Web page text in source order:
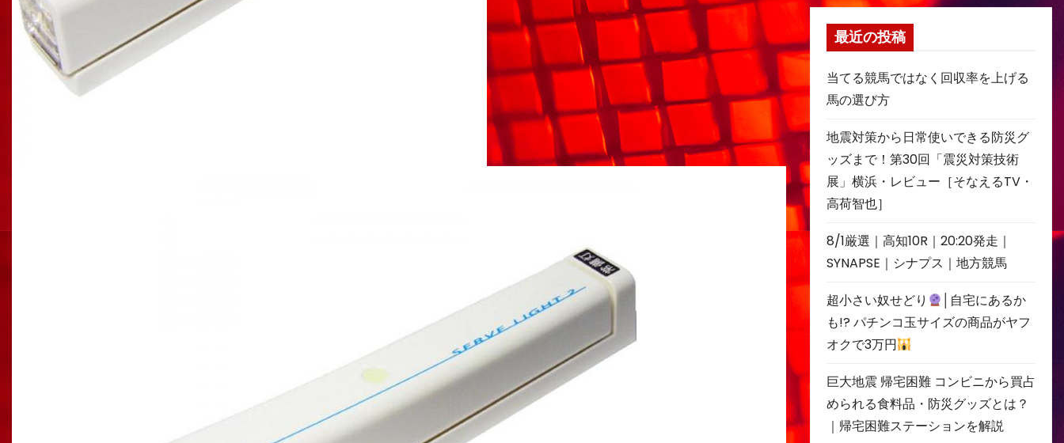
最近の投稿
当てる競馬ではなく回収率を上げる
馬の選び方
地震対策から日常使いできる防災グ
ッズまで！第30回「震災対策技術
展」横浜・レビュー［そなえるTV・
高荷智也］
8/1厳選｜高知10R｜20:20発走｜
SYNAPSE｜シナプス｜地方競馬
超小さい奴せどり
│自宅にあるか
も!? パチンコ玉サイズの商品がヤフ
オクで3万円
巨大地震 帰宅困難 コンビニから買占
められる食料品・防災グッズとは？
｜帰宅困難ステーションを解説